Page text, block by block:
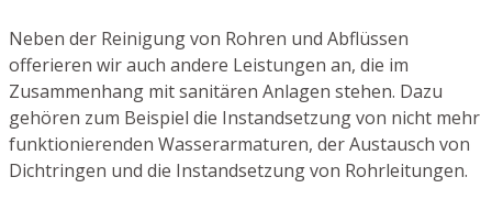
Neben der Reinigung von Rohren und Abflüssen
offerieren wir auch andere Leistungen an, die im
Zusammenhang mit sanitären Anlagen stehen. Dazu
gehören zum Beispiel die Instandsetzung von nicht mehr
funktionierenden Wasserarmaturen, der Austausch von
Dichtringen und die Instandsetzung von Rohrleitungen.